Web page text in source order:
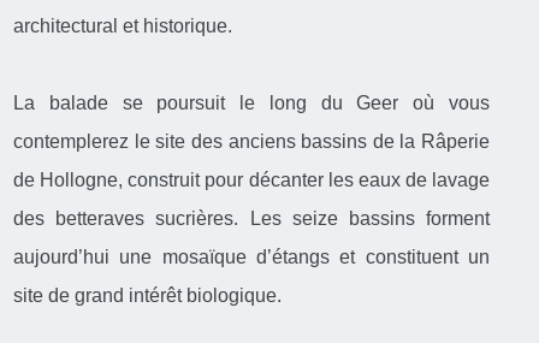
architectural et historique.
La balade se poursuit le long du Geer où vous
contemplerez le site des anciens bassins de la Râperie
de Hollogne, construit pour décanter les eaux de lavage
des betteraves sucrières. Les seize bassins forment
aujourd’hui une mosaïque d’étangs et constituent un
site de grand intérêt biologique.